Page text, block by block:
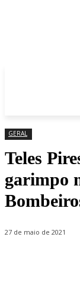
GERAL
Teles
garimpo
27 de maio de 2021